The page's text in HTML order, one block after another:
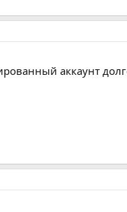
аккаунт